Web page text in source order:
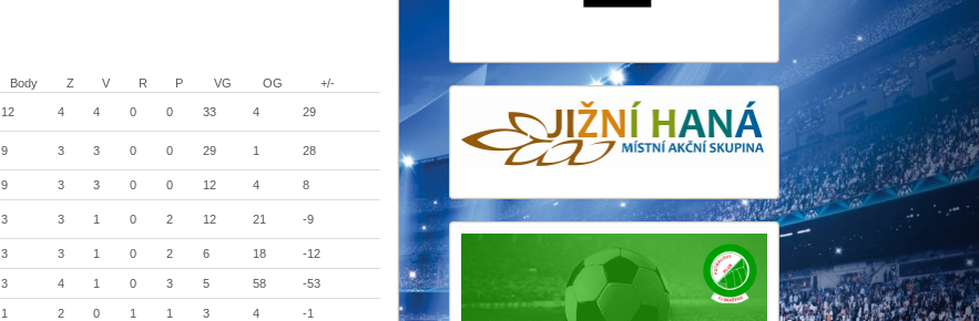
Body Z V R P VG OG +/-
12 4 4 0 0 33 4 29
9 3 3 0 0 29 1 28
9 3 3 0 0 12 4 8
3 3 1 0 2 12 21 -9
3 3 1 0 2 6 18 -12
3 4 1 0 3 5 58 -53
1 2 0 1 1 3 4 -1